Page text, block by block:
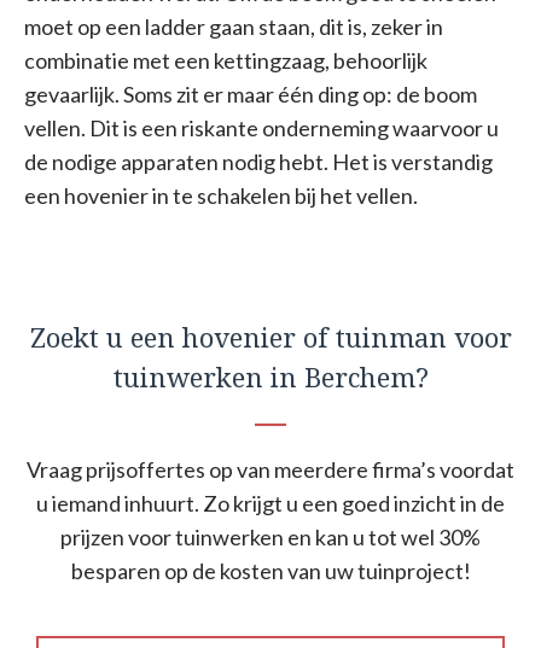
moet op een ladder gaan staan, dit is, zeker in
combinatie met een kettingzaag, behoorlijk
gevaarlijk. Soms zit er maar één ding op: de boom
vellen. Dit is een riskante onderneming waarvoor u
de nodige apparaten nodig hebt. Het is verstandig
een hovenier in te schakelen bij het vellen.
Zoekt u een hovenier of tuinman voor
tuinwerken in Berchem?
Vraag prijsoffertes op van meerdere firma’s voordat
u iemand inhuurt. Zo krijgt u een goed inzicht in de
prijzen voor tuinwerken en kan u tot wel 30%
besparen op de kosten van uw tuinproject!